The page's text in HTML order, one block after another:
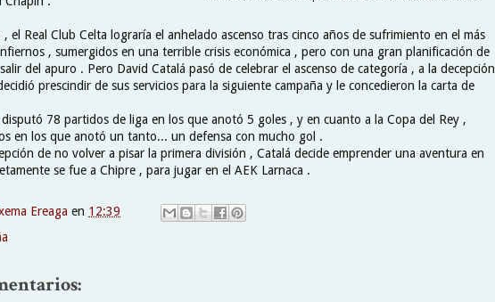
el Real Club Celta lograría el anhelado ascenso tras cinco años de sufrimiento en el más
, sumergidos en una terrible crisis económica , pero con una gran planificación de
del apuro . Pero David Catalá pasó de celebrar el ascenso de categoría , a la decepción
prescindir de sus servicios para la siguiente campaña y le concedieron la carta de
78 partidos de liga en los que anotó 5 goles , y en cuanto a la Copa del Rey ,
en los que anotó un tanto... un defensa con mucho gol .
de no volver a pisar la primera división , Catalá decide emprender una aventura en
se fue a Chipre , para jugar en el AEK Larnaca .
Ereaga en 12:39